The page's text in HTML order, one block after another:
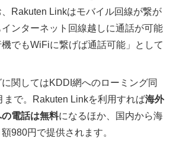
、Rakuten Linkはモバイル回線が繋が
ンターネット回線越しに通話が可能
でもWiFiに繋げば通話可能」として
関してはKDDI網へのローミング同
まで。Rakuten Linkを利用すれば海外
電話は無料になるほか、国内から海
980円で提供されます。